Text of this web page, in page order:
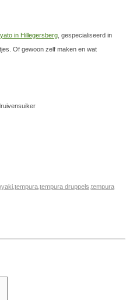
in Hillegersberg , gespecialiseerd in
Of gewoon zelf maken en wat
,tempura,tempura druppels,tempura